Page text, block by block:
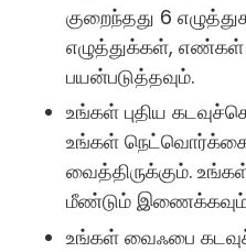
குறைந்தது 6
எழுத்துக்கள்,
பயன்படுத்தவும்.
உங்கள் புதிய
உங்கள்
வைத்திருக்கும்.
மீண்டும்
உங்கள் வைஃபை